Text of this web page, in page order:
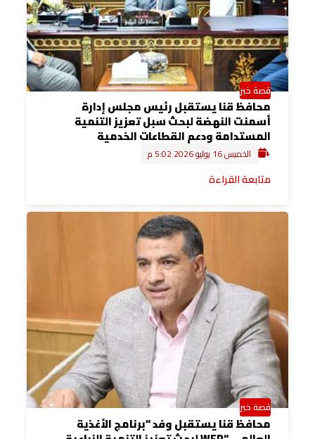
قصة خبر
محافظ قنا يستقبل رئيس مجلس إدارة
أسمنت النهضة لبحث سبل تعزيز التنمية
المستدامة ودعم القطاعات الخدمية
الخميس 16 يوليو 2026 5:02 م
متابعة القراءة
قصة خبر
محافظ قنا يستقبل وفد “برنامج الأغذية